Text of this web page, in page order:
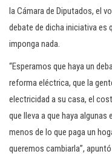
la Cámara de Diputados, el
debate de dicha iniciativa es
imponga nada.
“Esperamos que haya un
reforma eléctrica, que la
electricidad a su casa, el
que lleva a que haya
menos de lo que paga un
queremos cambiarla”,